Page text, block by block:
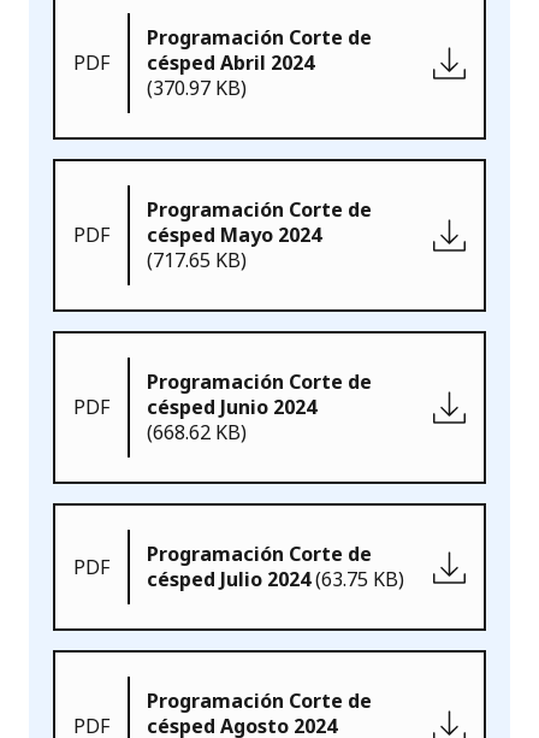
PDF
Programación Corte de
césped Abril 2024
(370.97 KB)
PDF
Programación Corte de
césped Mayo 2024
(717.65 KB)
PDF
Programación Corte de
césped Junio 2024
(668.62 KB)
PDF
Programación Corte de
césped Julio 2024(63.75 KB)
PDF
Programación Corte de
césped Agosto 2024